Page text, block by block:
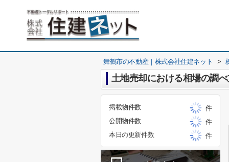
舞鶴市の不動産｜株式会社住建ネット >
土地売却における相場の調
掲載物件数
件
公開物件数
件
本日の更新件数
件